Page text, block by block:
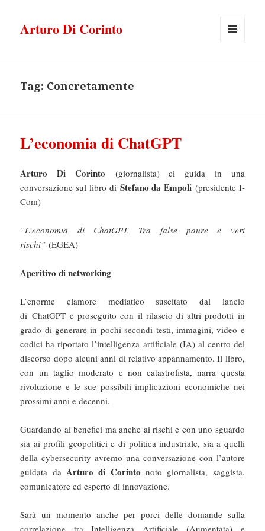
Arturo Di Corinto
Tag: Concretamente
L’economia di ChatGPT
Arturo Di Corinto (giornalista) ci guida in una
conversazione sul libro di Stefano da Empoli (presidente I-
Com)
“L’economia di ChatGPT. Tra false paure e veri
rischi” (EGEA)
Aperitivo di networking
L’enorme clamore mediatico suscitato dal lancio
di ChatGPT e proseguito con il rilascio di altri prodotti in
grado di generare in pochi secondi testi, immagini, video e
codici ha riportato l’intelligenza artificiale (IA) al centro del
discorso dopo alcuni anni di relativo appannamento. Il libro,
con un taglio moderato e non catastrofista, narra questa
rivoluzione e le sue possibili implicazioni economiche nei
prossimi anni e decenni.
Guardando ai benefici ma anche ai rischi e con uno sguardo
sia ai profili geopolitici e di politica industriale, sia a quelli
della cybersecurity avremo una conversazione con l’autore
guidata daArturo di Corinto noto giornalista, saggista,
comunicatore ed esperto di innovazione.
Sarà un momento anche per porci delle domande sulla